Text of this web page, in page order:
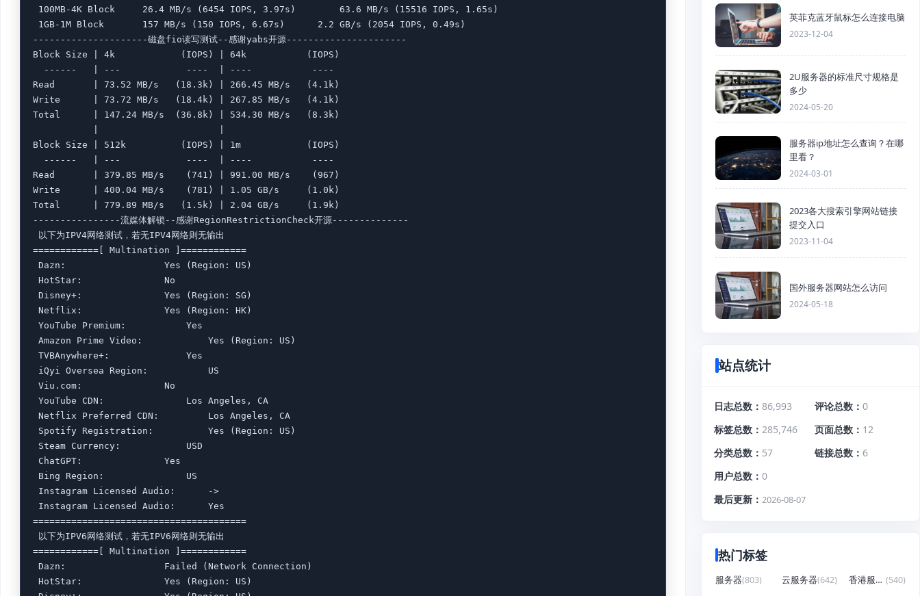
100MB-4K Block		26.4 MB/s (6454 IOPS, 3.97s)		63.6 MB/s (15516 IOPS, 1.65s)
1GB-1M Block		157 MB/s (150 IOPS, 6.67s)		2.2 GB/s (2054 IOPS, 0.49s)
---------------------磁盘fio读写测试--感谢yabs开源----------------------
Block Size | 4k            (IOPS) | 64k           (IOPS)
  ------   | ---            ----  | ----           ----
Read       | 73.52 MB/s   (18.3k) | 266.45 MB/s   (4.1k)
Write      | 73.72 MB/s   (18.4k) | 267.85 MB/s   (4.1k)
Total      | 147.24 MB/s  (36.8k) | 534.30 MB/s   (8.3k)
Block Size | 512k          (IOPS) | 1m            (IOPS)
  ------   | ---            ----  | ----           ----
Read       | 379.85 MB/s    (741) | 991.00 MB/s    (967)
Write      | 400.04 MB/s    (781) | 1.05 GB/s     (1.0k)
Total      | 779.89 MB/s   (1.5k) | 2.04 GB/s     (1.9k)
----------------流媒体解锁--感谢RegionRestrictionCheck开源--------------
以下为IPV4网络测试，若无IPV4网络则无输出
============[ Multination ]============
Dazn:					Yes (Region: US)
HotStar:				No
Disney+:				Yes (Region: SG)
Netflix:				Yes (Region: HK)
YouTube Premium:			Yes
Amazon Prime Video:			Yes (Region: US)
TVBAnywhere+:				Yes
iQyi Oversea Region:			US
Viu.com:				No
YouTube CDN:				Los Angeles, CA
Netflix Preferred CDN:			Los Angeles, CA
Spotify Registration:			Yes (Region: US)
Steam Currency:			USD
ChatGPT:				Yes
Bing Region:				US
Instagram Licensed Audio:		->
Instagram Licensed Audio:		Yes
=======================================
以下为IPV6网络测试，若无IPV6网络则无输出
============[ Multination ]============
Dazn:					Failed (Network Connection)
HotStar:				Yes (Region: US)
英菲克蓝牙鼠标怎么连接电脑
2023-12-04
2U服务器的标准尺寸规格是
多少
2024-05-20
服务器ip地址怎么查询？在哪
里看？
2024-03-01
2023各大搜索引擎网站链接
提交入口
2023-11-04
国外服务器网站怎么访问
2024-05-18
站点统计
日志总数 86,993 评论总数
0
标签总数
285,746 页面总数
12
分类总数
57 链接总数
6
用户总数
0
最后更新
2026-08-07
热门标签
服务器(803) 云服务器(642) 香港服务器 (540)